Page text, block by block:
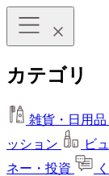
カテゴリ
雑貨・日用品
ッション
ビ
ネー・投資